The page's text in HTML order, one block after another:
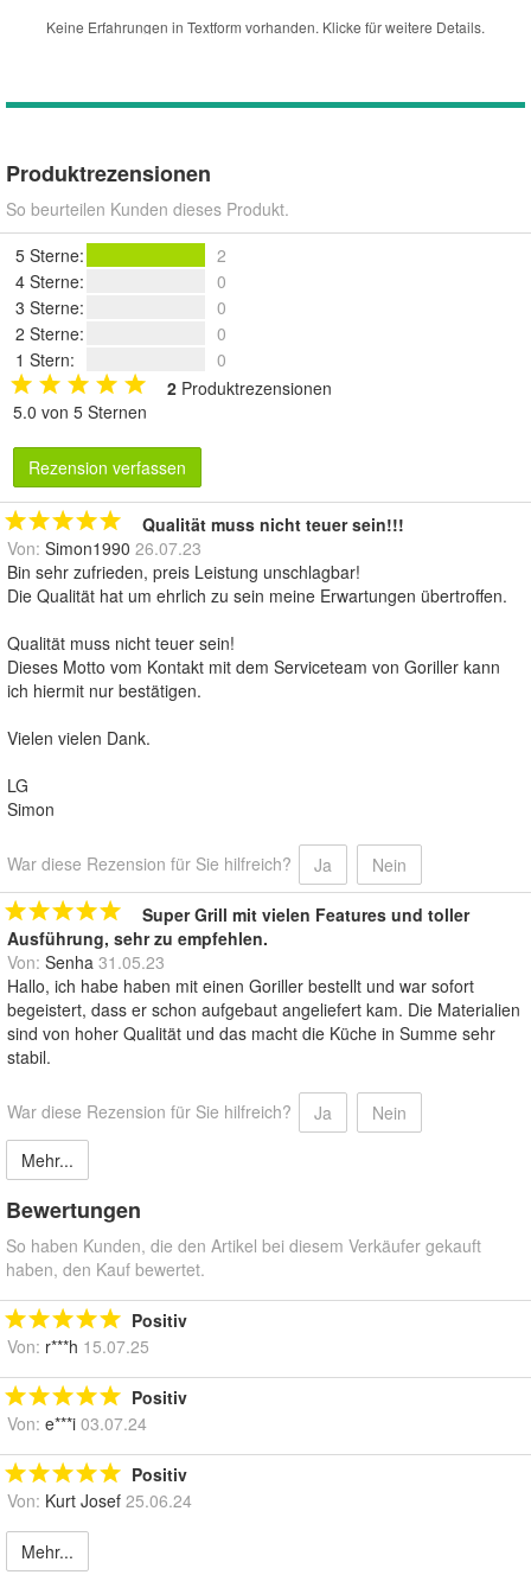
Produktrezensionen
So beurteilen Kunden dieses Produkt.
5 Sterne:
2
4 Sterne:
0
3 Sterne:
0
2 Sterne:
0
1 Stern:
0
2 Produktrezensionen
5.0 von 5 Sternen
Rezension verfassen
Qualität muss nicht teuer sein!!!
Von: Simon1990 26.07.23
Bin sehr zufrieden, preis Leistung unschlagbar!
Die Qualität hat um ehrlich zu sein meine Erwartungen übertroffen.
Qualität muss nicht teuer sein!
Dieses Motto vom Kontakt mit dem Serviceteam von Goriller kann
ich hiermit nur bestätigen.
Vielen vielen Dank.
LG
Simon
War diese Rezension für Sie hilfreich? Ja Nein
Super Grill mit vielen Features und toller
Ausführung, sehr zu empfehlen.
Von: Senha 31.05.23
Hallo, ich habe haben mit einen Goriller bestellt und war sofort
begeistert, dass er schon aufgebaut angeliefert kam. Die Materialien
sind von hoher Qualität und das macht die Küche in Summe sehr
stabil.
War diese Rezension für Sie hilfreich? Ja
Nein
Mehr...
Bewertungen
So haben Kunden, die den Artikel bei diesem Verkäufer gekauft
haben, den Kauf bewertet.
Positiv
Von: r***h 15.07.25
Positiv
Von: e***i 03.07.24
Positiv
Von: Kurt Josef 25.06.24
Mehr...